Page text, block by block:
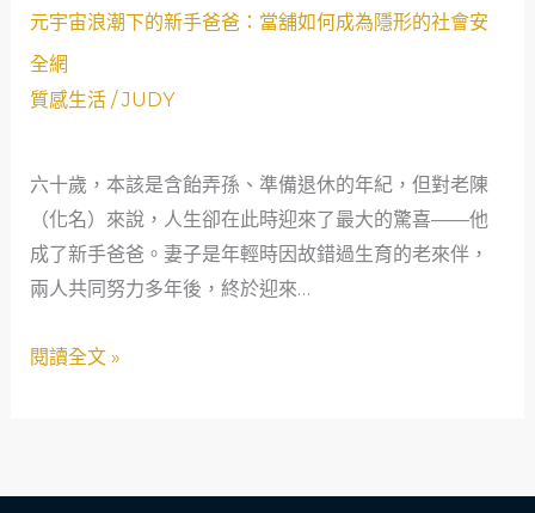
元宇宙浪潮下的新手爸爸：當舖如何成為隱形的社會安
全網
質感生活/JUDY
六十歲，本該是含飴弄孫、準備退休的年紀，但對老陳
（化名）來說，人生卻在此時迎來了最大的驚喜——他
成了新手爸爸。妻子是年輕時因故錯過生育的老來伴，
兩人共同努力多年後，終於迎來…
元
浪
下
的
新
手
爸：
何
閱讀全文 »